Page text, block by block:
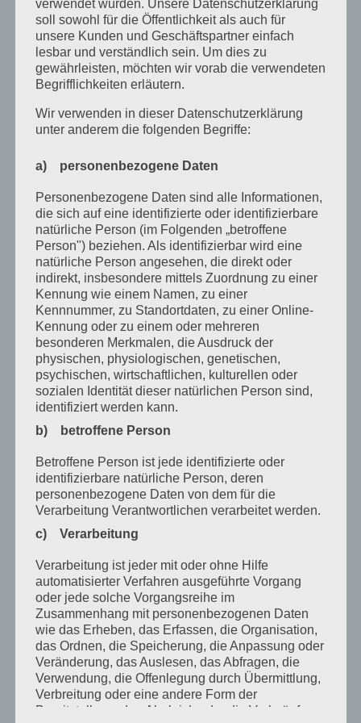
Dezember 2022
November 2022
Oktober 2022
September 2022
August 2022
Juli 2022
April 2022
Februar 2022
Januar 2022
Dezember 2021
Oktober 2021
September 2021
Mai 2021
März 2021
Januar 2021
Dezember 2020
Oktober 2020
August 2020
Juli 2020
Juni 2020
Mai 2020
April 2020
März 2020
Februar 2020
verwendet wurden. Unsere Datenschutzerklärung
soll sowohl für die Öffentlichkeit als auch für
unsere Kunden und Geschäftspartner einfach
lesbar und verständlich sein. Um dies zu
gewährleisten, möchten wir vorab die verwendeten
Begrifflichkeiten erläutern.
Wir verwenden in dieser Datenschutzerklärung
unter anderem die folgenden Begriffe:
a) personenbezogene Daten
Personenbezogene Daten sind alle Informationen,
die sich auf eine identifizierte oder identifizierbare
natürliche Person (im Folgenden „betroffene
Person") beziehen. Als identifizierbar wird eine
natürliche Person angesehen, die direkt oder
indirekt, insbesondere mittels Zuordnung zu einer
Kennung wie einem Namen, zu einer
Kennnummer, zu Standortdaten, zu einer Online-
Kennung oder zu einem oder mehreren
besonderen Merkmalen, die Ausdruck der
physischen, physiologischen, genetischen,
psychischen, wirtschaftlichen, kulturellen oder
sozialen Identität dieser natürlichen Person sind,
identifiziert werden kann.
b) betroffene Person
Betroffene Person ist jede identifizierte oder
identifizierbare natürliche Person, deren
personenbezogene Daten von dem für die
Verarbeitung Verantwortlichen verarbeitet werden.
c) Verarbeitung
Verarbeitung ist jeder mit oder ohne Hilfe
automatisierter Verfahren ausgeführte Vorgang
oder jede solche Vorgangsreihe im
Zusammenhang mit personenbezogenen Daten
wie das Erheben, das Erfassen, die Organisation,
das Ordnen, die Speicherung, die Anpassung oder
Veränderung, das Auslesen, das Abfragen, die
Verwendung, die Offenlegung durch Übermittlung,
Verbreitung oder eine andere Form der
Bereitstellung, den Abgleich oder die Verknüpfung,